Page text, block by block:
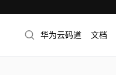
华为云码道 文档